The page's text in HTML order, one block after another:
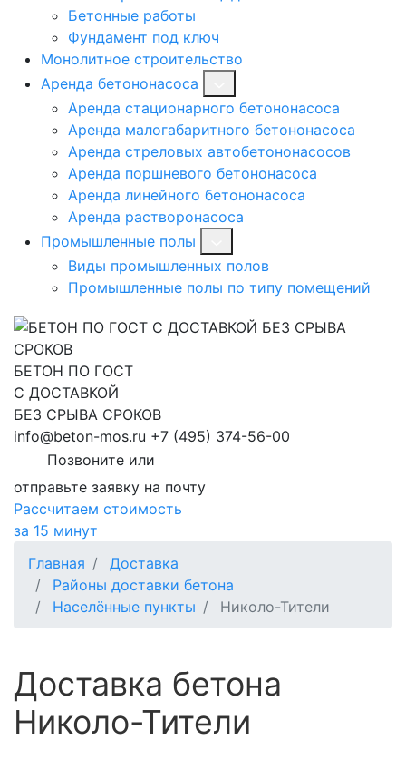
Бетонные работы
Фундамент под ключ
Монолитное строительство
Аренда бетононасоса
Аренда стационарного бетононасоса
Аренда малогабаритного бетононасоса
Аренда стреловых автобетононасосов
Аренда поршневого бетононасоса
Аренда линейного бетононасоса
Аренда растворонасоса
Промышленные полы
Виды промышленных полов
Промышленные полы по типу помещений
БЕТОН ПО ГОСТ
С ДОСТАВКОЙ
БЕЗ СРЫВА СРОКОВ
info@beton-mos.ru +7 (495) 374-56-00
Позвоните или
отправьте заявку на почту
Рассчитаем стоимость
за 15 минут
Главная
Доставка
Районы доставки бетона
Населённые пункты
Николо-Тители
Доставка бетона
Николо-Тители